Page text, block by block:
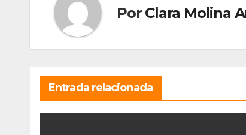
Por Clara Molina
Entrada relacionada